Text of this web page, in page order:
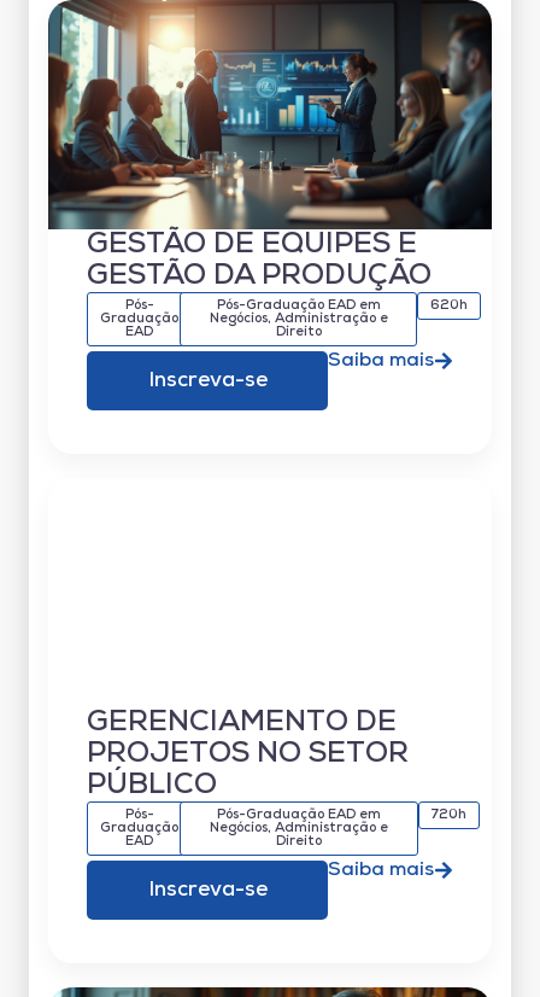
GESTÃO DE EQUIPES E
GESTÃO DA PRODUÇÃO
Pós-
Graduação
EAD
Pós-Graduação EAD em
Negócios, Administração e
Direito
620h
Inscreva-se
Saiba mais
GERENCIAMENTO DE
PROJETOS NO SETOR
PÚBLICO
Pós-
Graduação
EAD
Pós-Graduação EAD em
Negócios, Administração e
Direito
720h
Inscreva-se
Saiba mais